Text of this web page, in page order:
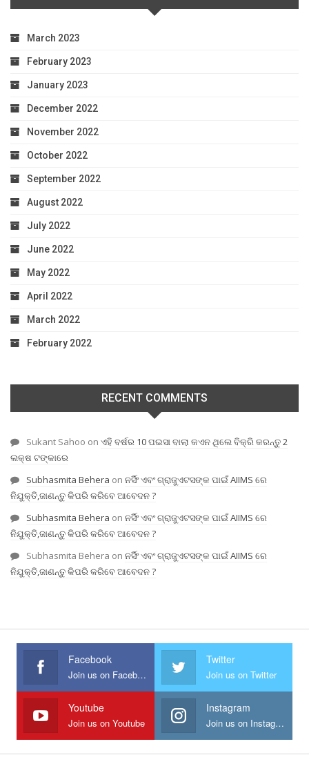
March 2023
February 2023
January 2023
December 2022
November 2022
October 2022
September 2022
August 2022
July 2022
June 2022
May 2022
April 2022
March 2022
February 2022
RECENT COMMENTS
Sukant Sahoo on ଏହି ବର୍ଷର 10 ପଇସା ବାଲା କଏନ ଥିଲେ ବିକ୍ରି କରନ୍ତୁ 2
ଲକ୍ଷ ଟଙ୍କାରେ
Subhasmita Behera on ନର୍ସିଂ ଏବଂ ଗ୍ରାଜୁଏଟସଙ୍କ ପାଇଁ AIIMS ରେ
ନିଯୁକ୍ତି,ଜାଣନ୍ତୁ କିପରି କରିବେ ଆବେଦନ ?
Subhasmita Behera on ନର୍ସିଂ ଏବଂ ଗ୍ରାଜୁଏଟସଙ୍କ ପାଇଁ AIIMS ରେ
ନିଯୁକ୍ତି,ଜାଣନ୍ତୁ କିପରି କରିବେ ଆବେଦନ ?
Subhasmita Behera on ନର୍ସିଂ ଏବଂ ଗ୍ରାଜୁଏଟସଙ୍କ ପାଇଁ AIIMS ରେ
ନିଯୁକ୍ତି,ଜାଣନ୍ତୁ କିପରି କରିବେ ଆବେଦନ ?
Facebook
Join us on Facebook
Twitter
Join us on Twitter
Youtube
Join us on Youtube
Instagram
Join us on Instagram